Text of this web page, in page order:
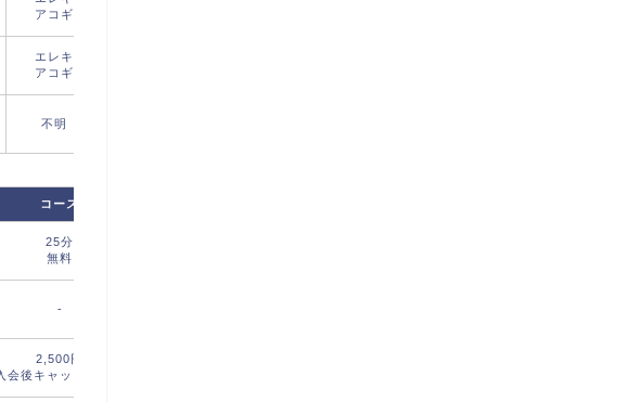
アコギ
エレキ
アコギ
不明
コース
25分
無料
-
2,500円
会後キャッシュバック